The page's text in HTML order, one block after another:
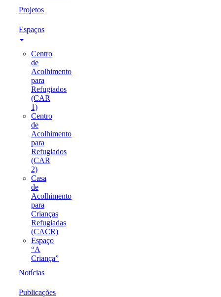
Projetos
Espaços
Centro
de
Acolhimento
para
Refugiados
(CAR
1)
Centro
de
Acolhimento
para
Refugiados
(CAR
2)
Casa
de
Acolhimento
para
Crianças
Refugiadas
(CACR)
Espaço
“A
Criança”
Notícias
Publicações